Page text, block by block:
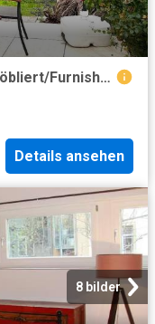
28146 HomeCompany Dresden Möbliert/Furnished Doppelhaushälfte mit Grundstück in Dresden Leubnitz Neuostra max. 2 Personen
Details ansehen
8 bilder